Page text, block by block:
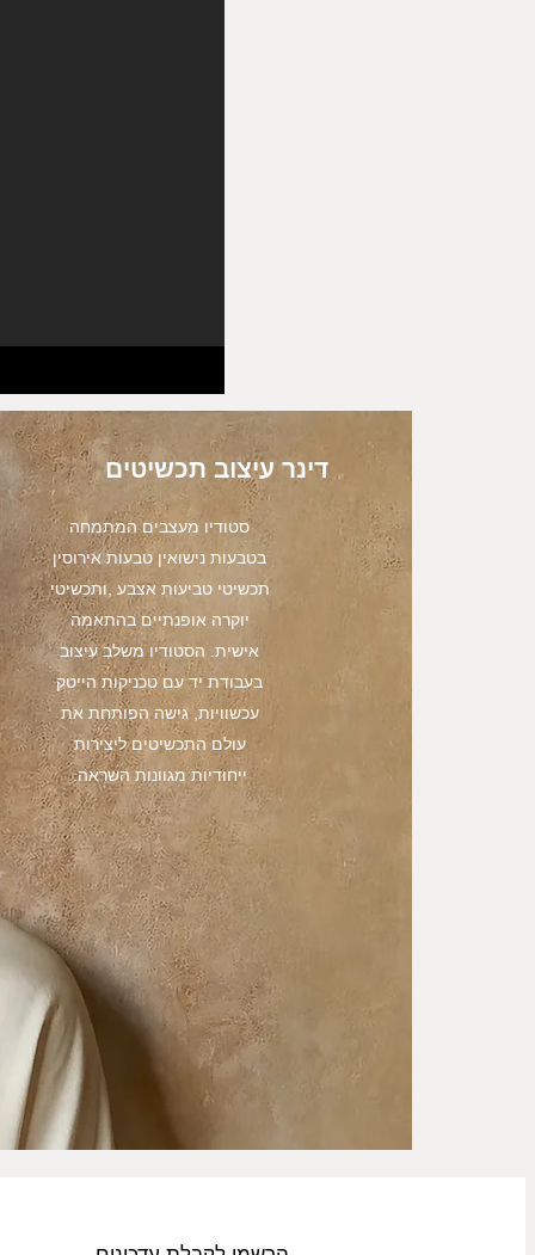
סטודיו מעצבים המתמחה
בטבעות נישואין טבעות אירוסין
תכשיטי טביעות אצבע ,ותכשיטי
יוקרה אופנתיים בהתאמה
אישית. הסטודיו משלב עיצוב
בעבודת יד עם טכניקות הייטק
עכשוויות, גישה הפותחת את
עולם התכשיטים ליצירות
ייחודיות מגוונות השראה.
דינר עיצוב תכשיטים